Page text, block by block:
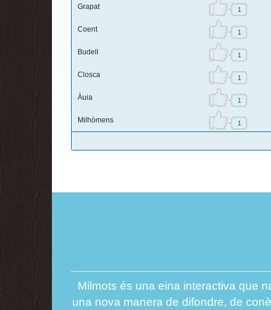
Grapat 1
Coent 1
Budell 1
Closca 1
Àuia 1
Milhòmens 1
Milmots és una eina interactiva que
una nova manera de difondre, de